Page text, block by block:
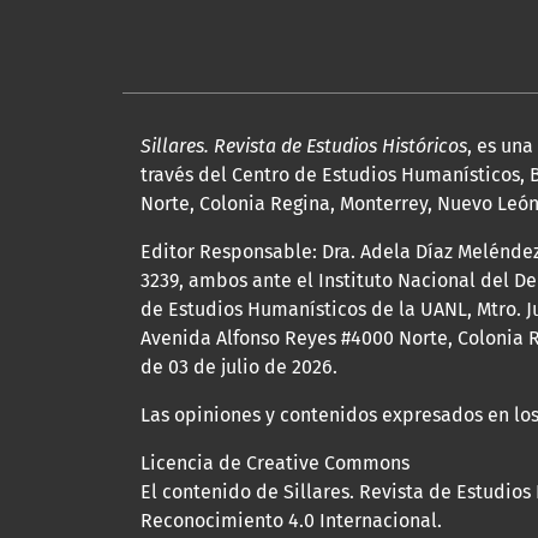
Sillares. Revista de Estudios Históricos, es
través del Centro de Estudios Humanísticos,
Norte, Colonia Regina, Monterrey, Nuevo
Editor Responsable: Dra. Adela Díaz
3239, ambos ante el Instituto Nacional del
de Estudios Humanísticos de la UANL, Mtro.
Avenida Alfonso Reyes #4000 Norte, Colonia
de 03 de julio de 2026.
Las opiniones y contenidos expresados en
Licencia de Creative Commons
El contenido de Sillares. Revista de
Reconocimiento 4.0 Internacional.